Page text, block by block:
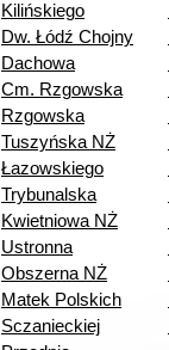
Kilińskiego
Dw. Łódź Chojny
Dachowa
Cm. Rzgowska
Rzgowska
Tuszyńska NŻ
Łazowskiego
Trybunalska
Kwietniowa NŻ
Ustronna
Obszerna NŻ
Matek Polskich
Sczanieckiej